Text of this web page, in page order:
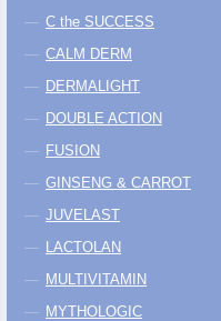
C the SUCCESS
CALM DERM
DERMALIGHT
DOUBLE ACTION
FUSION
GINSENG & CARROT
JUVELAST
LACTOLAN
MULTIVITAMIN
MYTHOLOGIC